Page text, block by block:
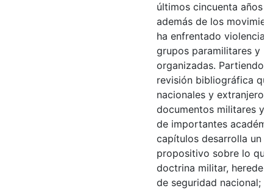
últimos cincuenta años
además de los
ha enfrentado
grupos paramilitares y
organizadas. Partiendo
revisión bibliográfica
nacionales y
documentos militares y
de importantes
capítulos desarrolla un
propositivo sobre lo que
doctrina militar,
de seguridad nacional;